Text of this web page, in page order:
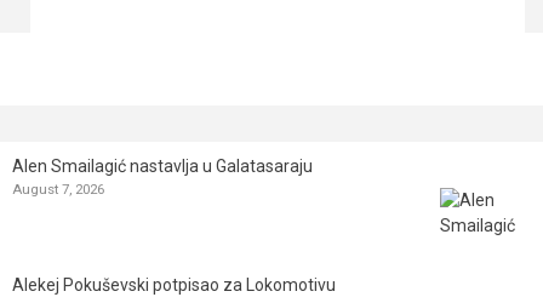
Alen Smailagić nastavlja u Galatasaraju
August 7, 2026
Alekej Pokuševski potpisao za Lokomotivu